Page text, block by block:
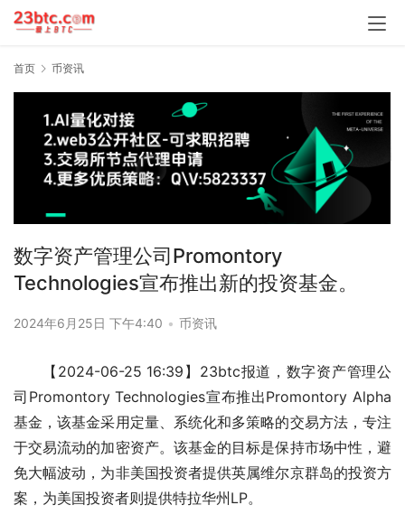
首页 币资讯
数字资产管理公司Promontory
Technologies宣布推出新的投资基金。
2024年6月25日 下午4:40 • 币资讯
【2024-06-25 16:39】23btc报道，数字资产管理公
司Promontory Technologies宣布推出Promontory Alpha
基金，该基金采用定量、系统化和多策略的交易方法，专注
于交易流动的加密资产。该基金的目标是保持市场中性，避
免大幅波动，为非美国投资者提供英属维尔京群岛的投资方
案，为美国投资者则提供特拉华州LP。